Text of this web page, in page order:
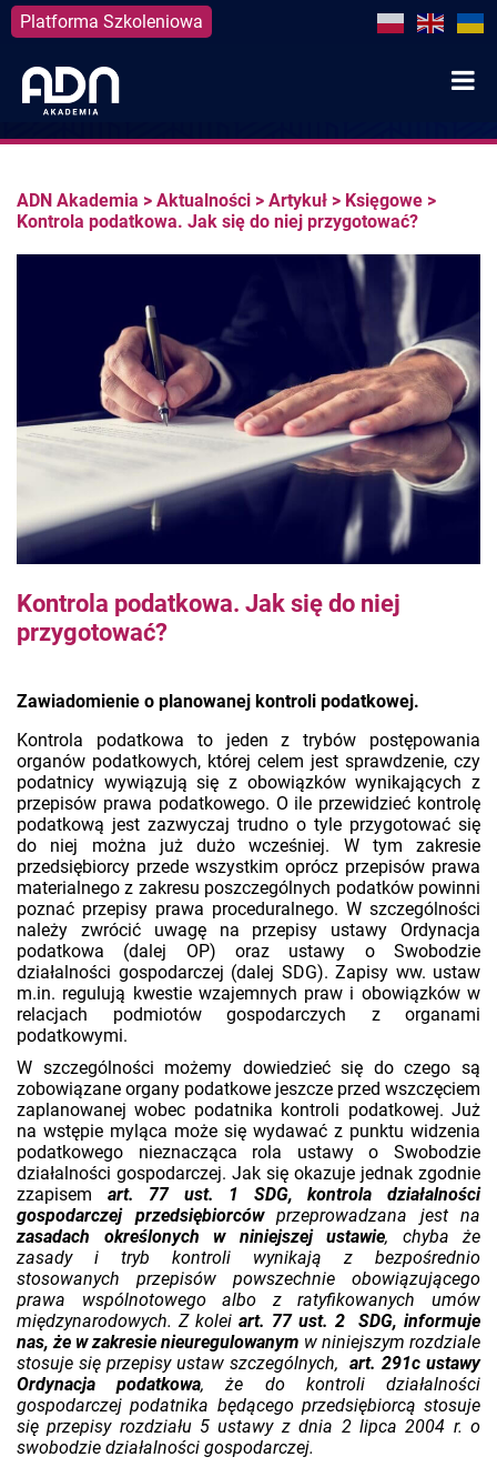
Platforma Szkoleniowa
content
ADN Akademia > Aktualności > Artykuł > Księgowe >
Kontrola podatkowa. Jak się do niej przygotować?
Kontrola podatkowa. Jak się do niej
przygotować?
Zawiadomienie o planowanej kontroli podatkowej.
Kontrola podatkowa to jeden z trybów postępowania
organów podatkowych, której celem jest sprawdzenie, czy
podatnicy wywiązują się z obowiązków wynikających z
przepisów prawa podatkowego. O ile przewidzieć kontrolę
podatkową jest zazwyczaj trudno o tyle przygotować się
do niej można już dużo wcześniej. W tym zakresie
przedsiębiorcy przede wszystkim oprócz przepisów prawa
materialnego z zakresu poszczególnych podatków powinni
poznać przepisy prawa proceduralnego. W szczególności
należy zwrócić uwagę na przepisy ustawy Ordynacja
podatkowa (dalej OP) oraz ustawy o Swobodzie
działalności gospodarczej (dalej SDG). Zapisy ww. ustaw
m.in. regulują kwestie wzajemnych praw i obowiązków w
relacjach podmiotów gospodarczych z organami
podatkowymi.
W szczególności możemy dowiedzieć się do czego są
zobowiązane organy podatkowe jeszcze przed wszczęciem
zaplanowanej wobec podatnika kontroli podatkowej. Już
na wstępie myląca może się wydawać z punktu widzenia
podatkowego nieznacząca rola ustawy o Swobodzie
działalności gospodarczej. Jak się okazuje jednak zgodnie
zzapisem
art. 77 ust. 1 SDG, kontrola działalności
gospodarczej przedsiębiorcówprzeprowadzana jest na
zasadach określonych w niniejszej ustawie, chyba że
zasady i tryb kontroli wynikają z bezpośrednio
stosowanych przepisów powszechnie obowiązującego
prawa wspólnotowego albo z ratyfikowanych umów
międzynarodowych. Z kolei art. 77 ust. 2 SDG, informuje
nas, że w zakresie nieuregulowanym w niniejszym rozdziale
stosuje się przepisy ustaw szczególnych, art. 291c ustawy
Ordynacja podatkowa, że do kontroli działalności
gospodarczej podatnika będącego przedsiębiorcą stosuje
się przepisy rozdziału 5 ustawy z dnia 2 lipca 2004 r. o
swobodzie działalności gospodarczej.